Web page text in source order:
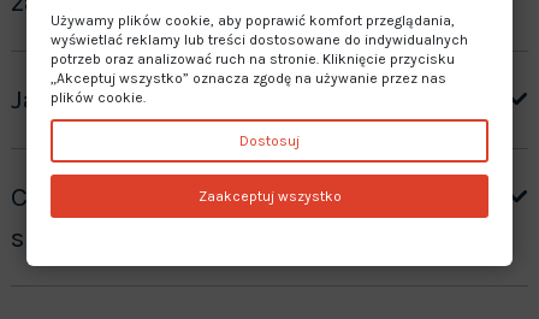
Jaki jest czas realizacji zamówienia?
Czy oferujecie gwarancję na
sprzedawane produkty?
Używamy plików cookie, aby poprawić komfort przeglądania,
wyświetlać reklamy lub treści dostosowane do indywidualnych
potrzeb oraz analizować ruch na stronie. Kliknięcie przycisku
„Akceptuj wszystko” oznacza zgodę na używanie przez nas
plików cookie.
Dostosuj
Zaakceptuj wszystko